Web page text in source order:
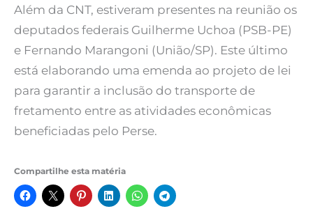
Além da CNT, estiveram presentes na reunião os
deputados federais Guilherme Uchoa (PSB-PE)
e Fernando Marangoni (União/SP). Este último
está elaborando uma emenda ao projeto de lei
para garantir a inclusão do transporte de
fretamento entre as atividades econômicas
beneficiadas pelo Perse.
Compartilhe esta matéria